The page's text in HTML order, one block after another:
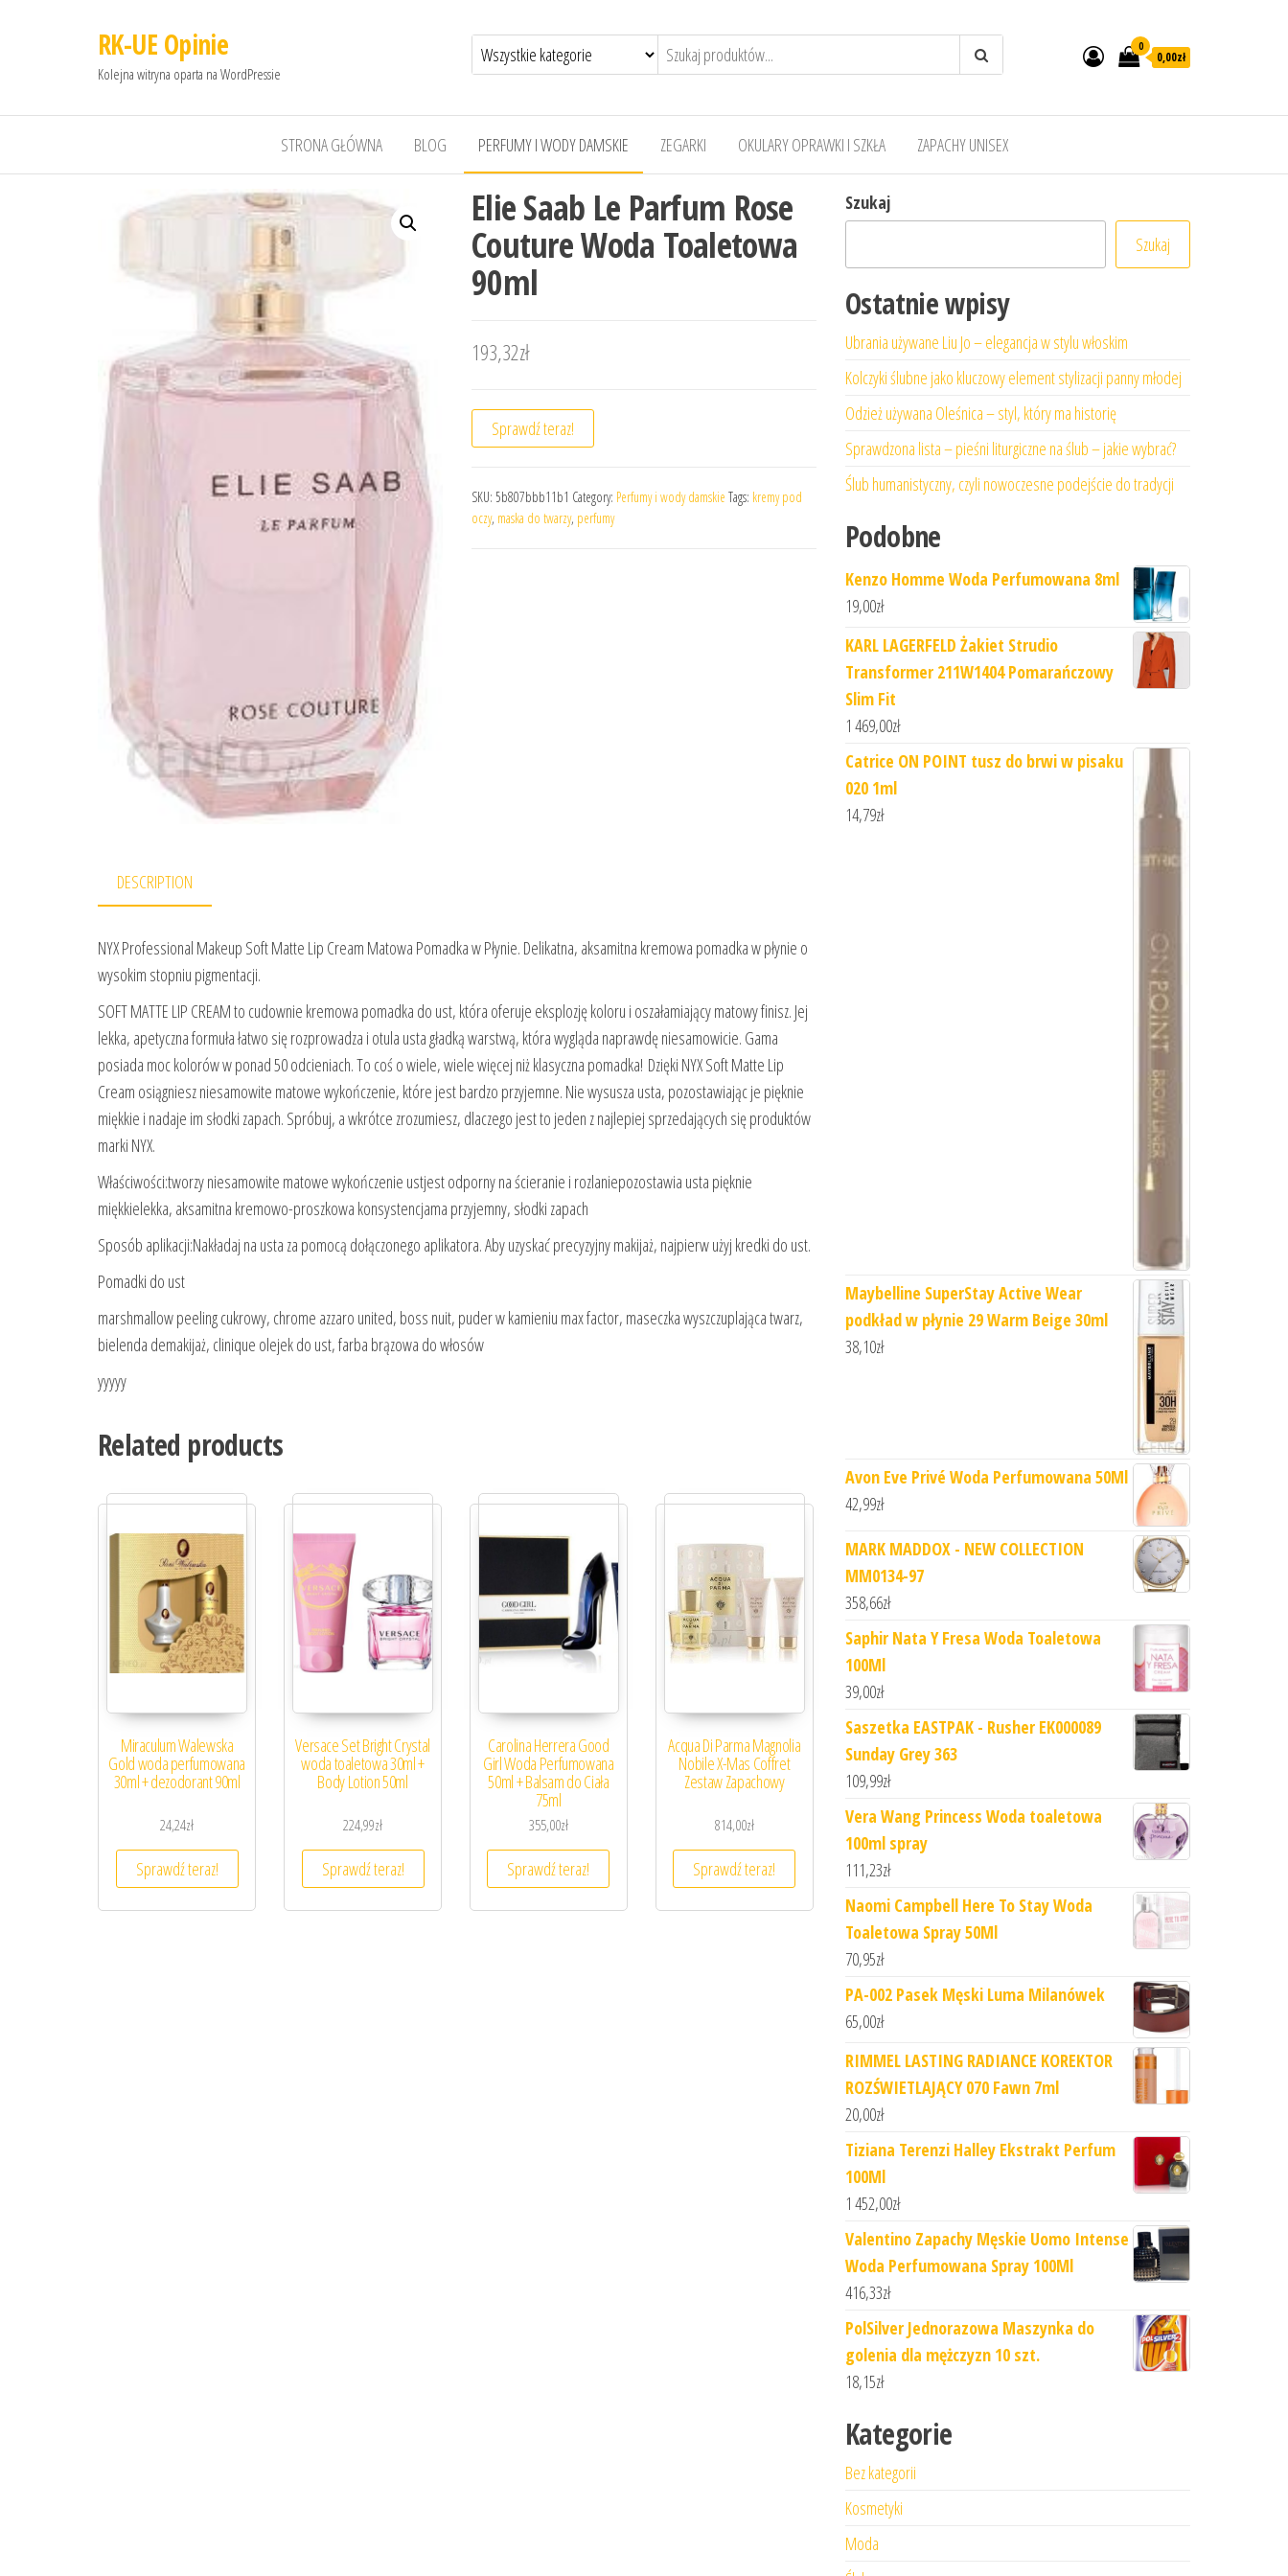
RK-UE Opinie
Kolejna witryna oparta na WordPressie
0
0,00zł
STRONA GŁÓWNA BLOG PERFUMY I WODY DAMSKIE ZEGARKI OKULARY OPRAWKI I SZKŁA ZAPACHY UNISEX
Elie Saab Le Parfum Rose
Couture Woda Toaletowa
90ml
193,32zł
Sprawdź teraz!
SKU: 5b807bbb11b1 Category: Perfumy i wody damskie Tags: kremy pod
oczy, maska do twarzy, perfumy
DESCRIPTION
NYX Professional Makeup Soft Matte Lip Cream Matowa Pomadka w Płynie. Delikatna, aksamitna kremowa pomadka w płynie o
wysokim stopniu pigmentacji.
SOFT MATTE LIP CREAM to cudownie kremowa pomadka do ust, która oferuje eksplozję koloru i oszałamiający matowy finisz. Jej
lekka, apetyczna formuła łatwo się rozprowadza i otula usta gładką warstwą, która wygląda naprawdę niesamowicie. Gama
posiada moc kolorów w ponad 50 odcieniach. To coś o wiele, wiele więcej niż klasyczna pomadka! Dzięki NYX Soft Matte Lip
Cream osiągniesz niesamowite matowe wykończenie, które jest bardzo przyjemne. Nie wysusza usta, pozostawiając je pięknie
miękkie i nadaje im słodki zapach. Spróbuj, a wkrótce zrozumiesz, dlaczego jest to jeden z najlepiej sprzedających się produktów
marki NYX.
Właściwości:tworzy niesamowite matowe wykończenie ustjest odporny na ścieranie i rozlaniepozostawia usta pięknie
miękkielekka, aksamitna kremowo-proszkowa konsystencjama przyjemny, słodki zapach
Sposób aplikacji:Nakładaj na usta za pomocą dołączonego aplikatora. Aby uzyskać precyzyjny makijaż, najpierw użyj kredki do ust.
Pomadki do ust
marshmallow peeling cukrowy, chrome azzaro united, boss nuit, puder w kamieniu max factor, maseczka wyszczuplająca twarz,
bielenda demakijaż, clinique olejek do ust, farba brązowa do włosów
yyyyy
Related products
Miraculum Walewska
Gold woda perfumowana
30ml + dezodorant 90ml
24,24zł
Sprawdź teraz!
Versace Set Bright Crystal
woda toaletowa 30ml +
Body Lotion 50ml
224,99zł
Sprawdź teraz!
Carolina Herrera Good
Girl Woda Perfumowana
50ml + Balsam do Ciała
75ml
355,00zł
Sprawdź teraz!
Acqua Di Parma Magnolia
Nobile X-Mas Coffret
Zestaw Zapachowy
814,00zł
Sprawdź teraz!
Szukaj
Szukaj
Ostatnie wpisy
Ubrania używane Liu Jo – elegancja w stylu włoskim
Kolczyki ślubne jako kluczowy element stylizacji panny młodej
Odzież używana Oleśnica – styl, który ma historię
Sprawdzona lista – pieśni liturgiczne na ślub – jakie wybrać?
Ślub humanistyczny, czyli nowoczesne podejście do tradycji
Podobne
Kenzo Homme Woda Perfumowana 8ml
19,00zł
KARL LAGERFELD Żakiet Strudio
Transformer 211W1404 Pomarańczowy
Slim Fit
1 469,00zł
Catrice ON POINT tusz do brwi w pisaku
020 1ml
14,79zł
Maybelline SuperStay Active Wear
podkład w płynie 29 Warm Beige 30ml
38,10zł
Avon Eve Privé Woda Perfumowana 50Ml
42,99zł
MARK MADDOX - NEW COLLECTION
MM0134-97
358,66zł
Saphir Nata Y Fresa Woda Toaletowa
100Ml
39,00zł
Saszetka EASTPAK - Rusher EK000089
Sunday Grey 363
109,99zł
Vera Wang Princess Woda toaletowa
100ml spray
111,23zł
Naomi Campbell Here To Stay Woda
Toaletowa Spray 50Ml
70,95zł
PA-002 Pasek Męski Luma Milanówek
65,00zł
RIMMEL LASTING RADIANCE KOREKTOR
ROZŚWIETLAJĄCY 070 Fawn 7ml
20,00zł
Tiziana Terenzi Halley Ekstrakt Perfum
100Ml
1 452,00zł
Valentino Zapachy Męskie Uomo Intense
Woda Perfumowana Spray 100Ml
416,33zł
PolSilver Jednorazowa Maszynka do
golenia dla mężczyzn 10 szt.
18,15zł
Kategorie
Bez kategorii
Kosmetyki
Moda